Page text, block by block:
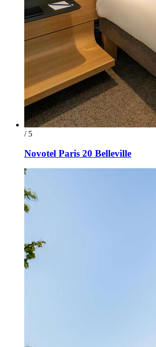
/ 5
Novotel Paris 20 Belleville